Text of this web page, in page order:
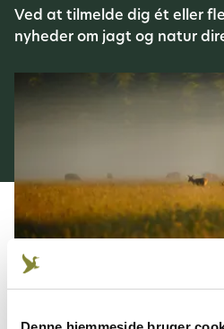
Ved at tilmelde dig ét eller
nyheder om jagt og natur